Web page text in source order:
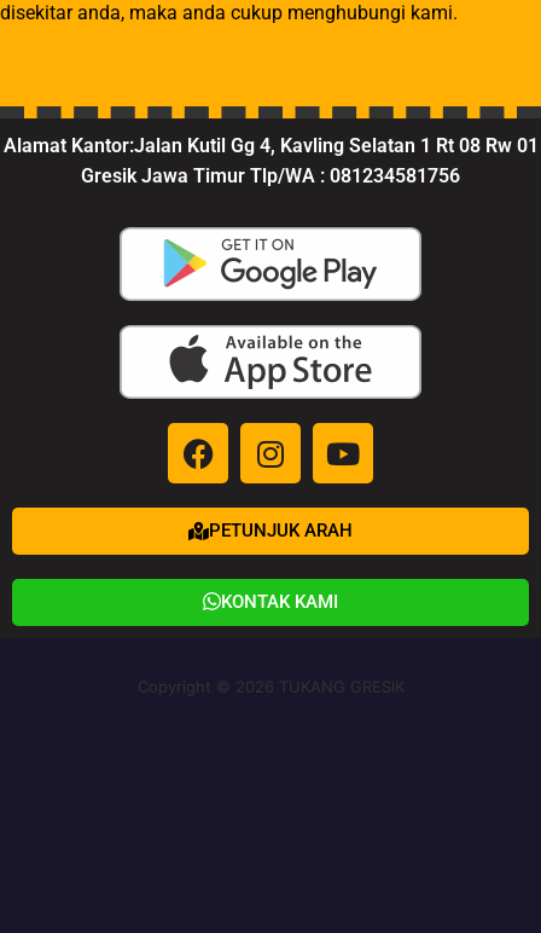
disekitar anda, maka anda cukup menghubungi kami.
Alamat Kantor:Jalan Kutil Gg 4, Kavling Selatan 1 Rt 08 Rw 01
Gresik Jawa Timur Tlp/WA : 081234581756
PETUNJUK ARAH
KONTAK KAMI
Copyright © 2026 TUKANG GRESIK